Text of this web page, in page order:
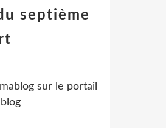
septième
sur le portail